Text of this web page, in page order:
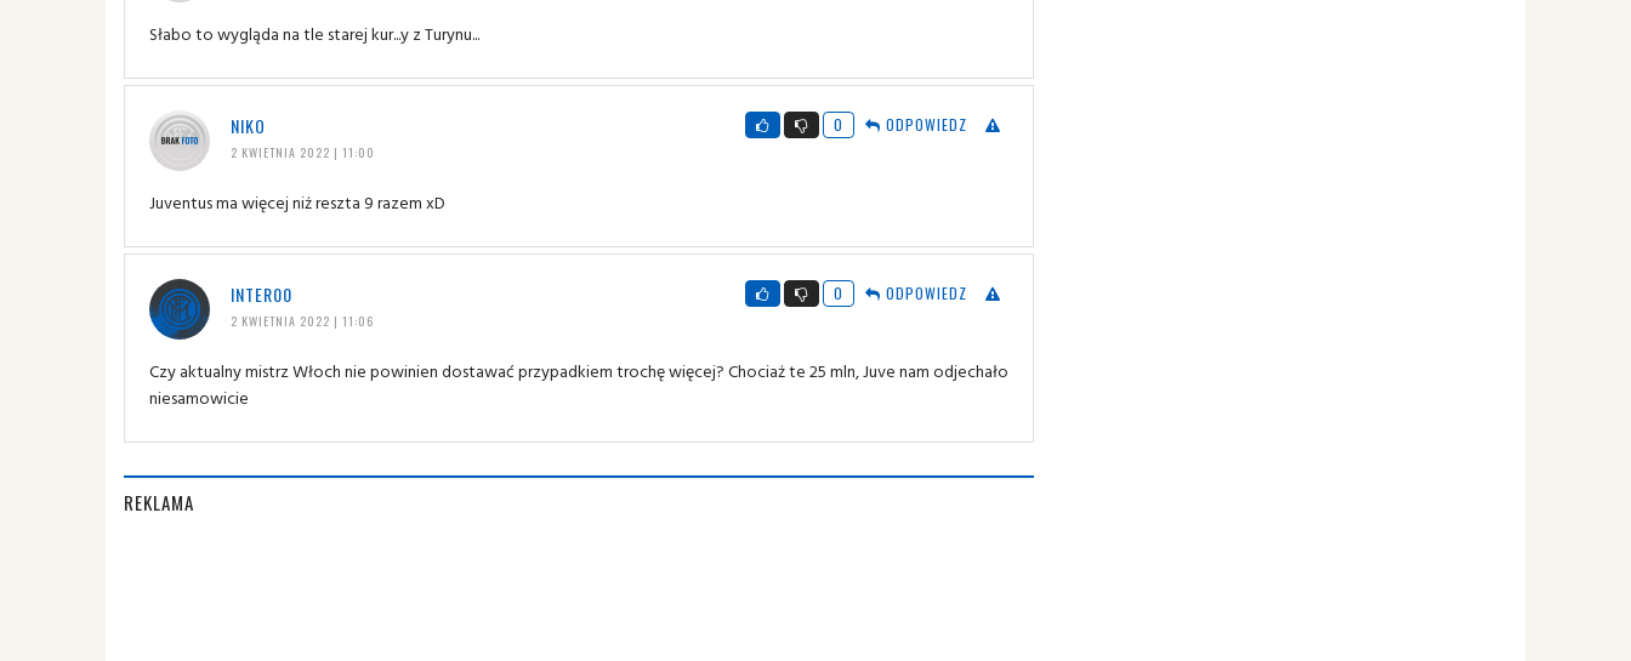
Słabo to wygląda na tle starej kur...y z Turynu...
NIKO
2 KWIETNIA 2022 | 11:00
0 ODPOWIEDZ
Juventus ma więcej niż reszta 9 razem xD
INTER00
2 KWIETNIA 2022 | 11:06
0 ODPOWIEDZ
Czy aktualny mistrz Włoch nie powinien dostawać przypadkiem trochę więcej? Chociaż te 25 mln, Juve nam odjechało
niesamowicie
REKLAMA